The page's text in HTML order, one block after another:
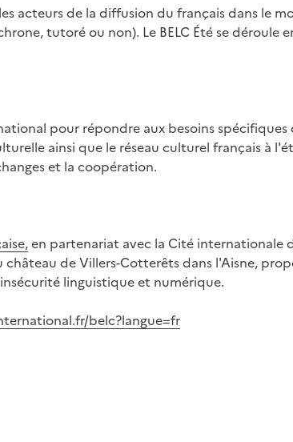
acteurs de la diffusion du français dans le
tutoré ou non). Le BELC Été se
pour répondre aux besoins
ainsi que le réseau culturel français à
et la coopération.
,en partenariat avec la Cité internationale
de Villers-Cotterêts dans l'Aisne,
linguistique et numérique.
belc?langue=fr